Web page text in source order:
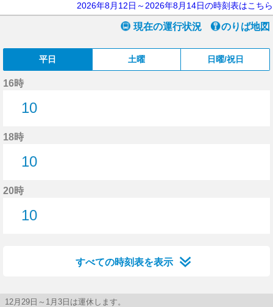
2026年8月12日～2026年8月14日の時刻表はこちら
現在の運行状況 のりば地図
平日 土曜 日曜/祝日
16時
10
18時
10
20時
10
すべての時刻表を表示
12月29日～1月3日は運休します。